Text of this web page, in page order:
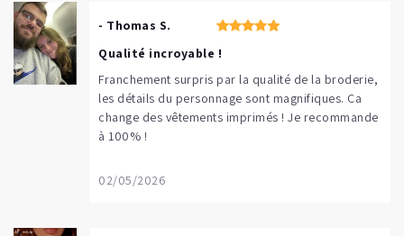
- Thomas S.
Qualité incroyable !
Franchement surpris par la qualité de la broderie,
les détails du personnage sont magnifiques. Ça
change des vêtements imprimés ! Je recommande
à 100% !
02/05/2026